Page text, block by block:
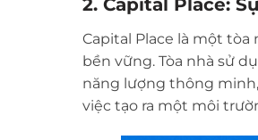
2. Capital Place:
Capital Place là một tòa
bền vững. Tòa nhà sử
năng lượng thông
việc tạo ra một môi